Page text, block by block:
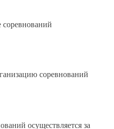
соревнований
соревнований
осуществляется за